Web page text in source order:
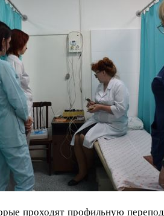
проходят профильную